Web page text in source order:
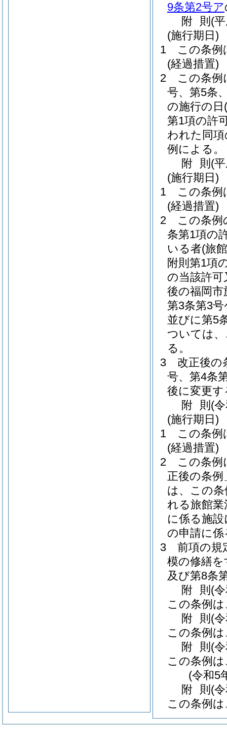
9条第2号ア
附 則 (
(施行期日)
1
この条例
(経過措置)
2
この条例
号、第5条
の施行の日
第1項の許
われた同
例による。
附 則 (
(施行期日)
1
この条例
(経過措置)
2
この条例
条第1項の
いる者(旅
附則第1項
の当該許
後の福岡市
第3条第3
並びに第5
ついては
る。
3
改正後の
号、第4条
後に変更
附 則 (
(施行期日)
1
この条例
(経過措置)
2
この条例
正後の条
は、この
れる旅館業
に係る施
の申請に
3
前項の規
模の修繕
及び第8条
附 則 (
この条例
附 則 (
この条例
附 則 (
この条例
(令和5
附 則 (
この条例